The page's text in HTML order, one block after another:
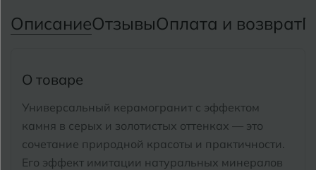
ОписаниеОтзывыОплата и возврат
О товаре
Универсальный керамогранит с эффектом
камня в серых и золотистых оттенках — это
сочетание природной красоты и практичности.
Его эффект имитации натуральных минералов
Е Евпатория
Иваново
Ижевск
Тольятти
Томск